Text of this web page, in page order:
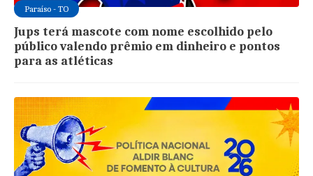
Paraíso - TO
Jups terá mascote com nome escolhido pelo
público valendo prêmio em dinheiro e pontos
para as atléticas